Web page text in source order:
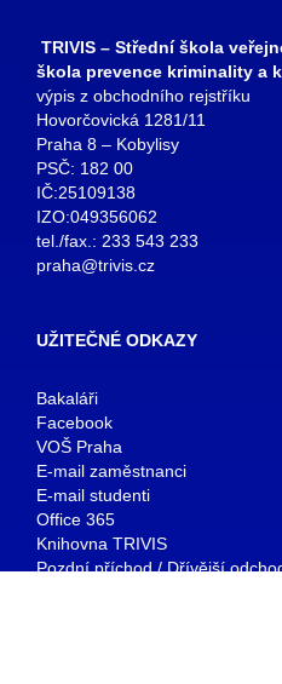
TRIVIS – Střední škola
škola prevence kriminality a
výpis z obchodního rejstříku
Hovorčovická 1281/11
Praha 8 – Kobylisy
PSČ: 182 00
IČ:25109138
IZO:049356062
tel./fax.: 233 543 233
praha@trivis.cz
UŽITEČNÉ ODKAZY
Bakaláři
Facebook
VOŠ Praha
E-mail zaměstnanci
E-mail studenti
Office 365
Knihovna TRIVIS
Pozdní příchod / Dřívější